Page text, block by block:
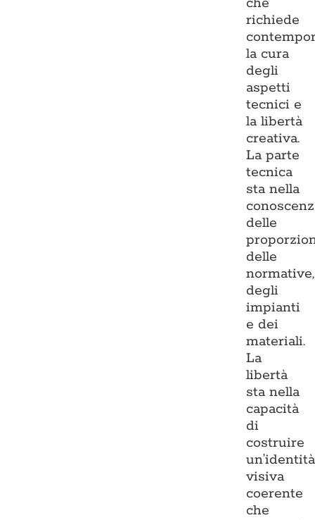
richiede
la cura
degli
aspetti
tecnici e
la libertà
creativa.
La parte
tecnica
sta nella
delle
delle
normative,
degli
impianti
e dei
materiali.
La
libertà
sta nella
capacità
di
costruire
un’identità
visiva
coerente
che